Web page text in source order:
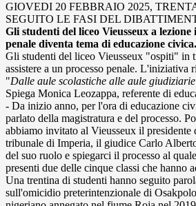
GIOVEDI 20 FEBBRAIO 2025,
SEGUITO LE FASI DEL
Gli studenti del liceo Vieusseux a
penale diventa tema di educazione civica.
Gli studenti del liceo Vieusseux "ospiti" in
assistere a un processo penale. L'iniziativa
"Dalle aule scolastiche alle aule giudiziarie
Spiega Monica Leozappa, referente di
- Da inizio anno, per l'ora di educazione
parlato della magistratura e del processo.
abbiamo invitato al Vieusseux il presidente
tribunale di Imperia, il giudice Carlo
del suo ruolo e spiegarci il processo al
presenti due delle cinque classi che hanno
Una trentina di studenti hanno seguito
sull'omicidio preterintenzionale di